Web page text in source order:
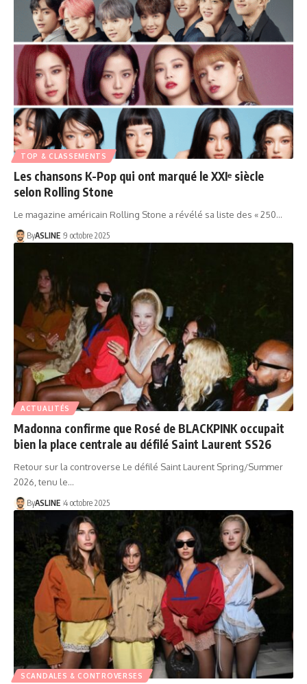
TOP & CLASSEMENTS
Les chansons K-Pop qui ont marqué le XXIᵉ siècle
selon Rolling Stone
Le magazine américain Rolling Stone a révélé sa liste des « 250…
ByASLINE 9 octobre 2025
ACTUALITÉS
Madonna confirme que Rosé de BLACKPINK occupait
bien la place centrale au défilé Saint Laurent SS26
Retour sur la controverse Le défilé Saint Laurent Spring/Summer
2026, tenu le…
ByASLINE 4 octobre 2025
SCANDALES & CONTROVERSES